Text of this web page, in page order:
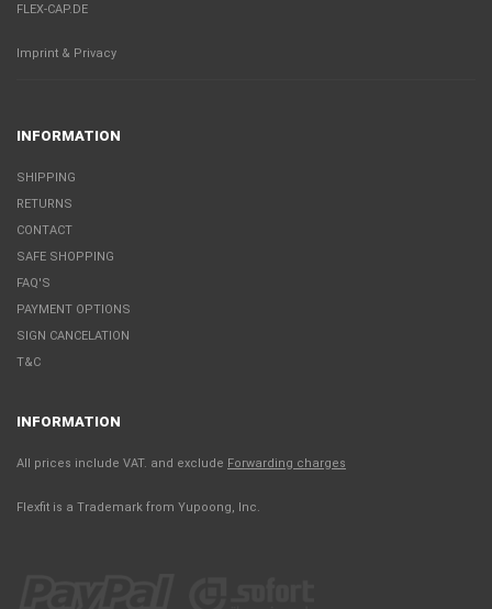
FLEX-CAP.DE
Imprint & Privacy
INFORMATION
SHIPPING
RETURNS
CONTACT
SAFE SHOPPING
FAQ'S
PAYMENT OPTIONS
SIGN CANCELATION
T&C
INFORMATION
All prices include VAT. and exclude Forwarding charges
Flexfit is a Trademark from Yupoong, Inc.